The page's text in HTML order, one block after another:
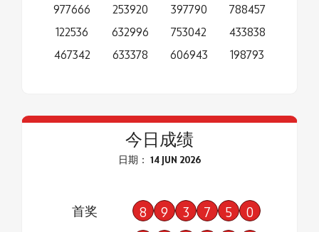
977666
122536
467342
253920
632996
633378
397790
753042
606943
788457
433838
198793
今日成绩
日期： 14 JUN 2026
首奖 8 9 3 7 5 0